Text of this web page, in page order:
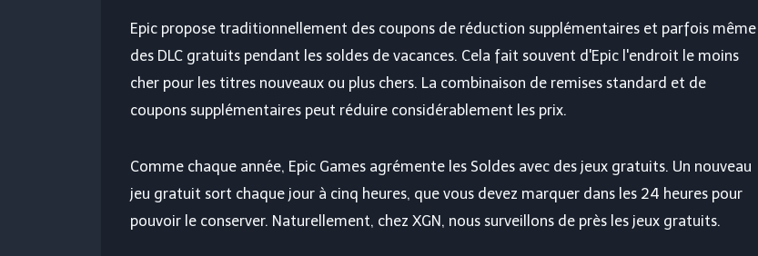
Epic propose traditionnellement des coupons de réduction supplémentaires et parfois même
des DLC gratuits pendant les soldes de vacances. Cela fait souvent d'Epic l'endroit le moins
cher pour les titres nouveaux ou plus chers. La combinaison de remises standard et de
coupons supplémentaires peut réduire considérablement les prix.
Comme chaque année, Epic Games agrémente les Soldes avec des jeux gratuits. Un nouveau
jeu gratuit sort chaque jour à cinq heures, que vous devez marquer dans les 24 heures pour
pouvoir le conserver. Naturellement, chez XGN, nous surveillons de près les jeux gratuits.